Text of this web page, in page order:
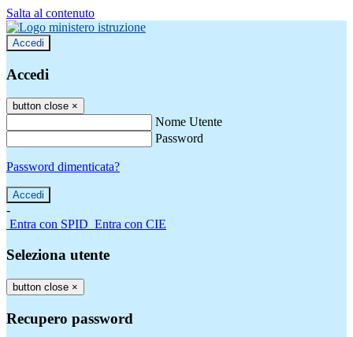
Salta al contenuto
Accedi
Accedi
button close ×
Nome Utente
Password
Password dimenticata?
-
Entra con SPID Entra con CIE
Seleziona utente
button close ×
Recupero password